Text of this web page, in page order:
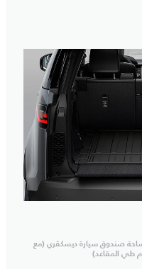
صندوق سيارة ديسكڤري (مع
طي المقاعد)